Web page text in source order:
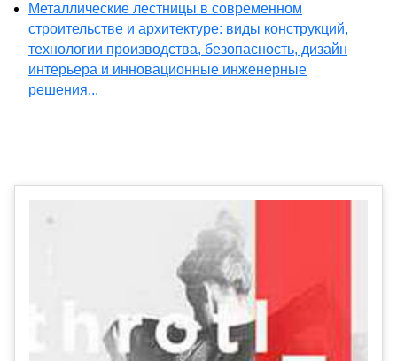
Металлические лестницы в современном
строительстве и архитектуре: виды конструкций,
технологии производства, безопасность, дизайн
интерьера и инновационные инженерные
решения...